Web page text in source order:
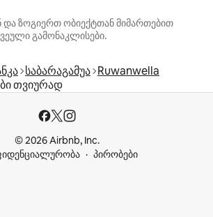
და ზოგიერთ ობიექტთან მიმართებით
გამონაკლისები.
საბარაგამუა Ruwanwella
თვიურად
© 2026 Airbnb, Inc.
პირობები